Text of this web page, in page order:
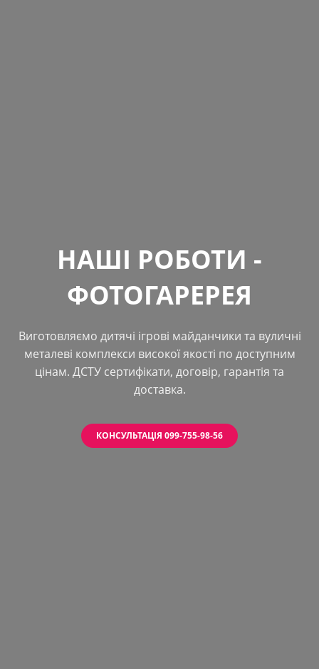
НАШІ РОБОТИ -
ФОТОГАРЕРЕЯ
Виготовляємо дитячі ігрові майданчики та вуличні
металеві комплекси високої якості по доступним
цінам. ДСТУ сертифікати, договір, гарантія та
доставка.
КОНСУЛЬТАЦІЯ 099-755-98-56